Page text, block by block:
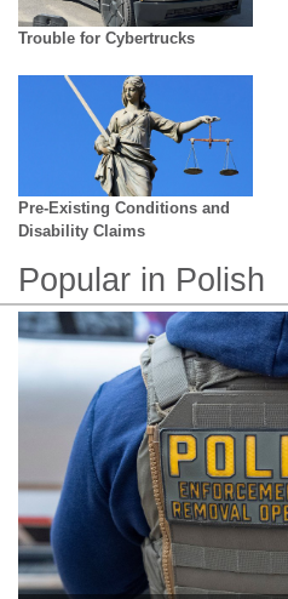
Trouble for Cybertrucks
Pre-Existing Conditions and
Disability Claims
Popular in Polish